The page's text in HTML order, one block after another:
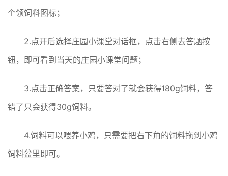
个领饲料图标；
2.点开后选择庄园小课堂对话框，点击右侧去答题按
钮，即可看到当天的庄园小课堂问题；
3.点击正确答案，只要答对了就会获得180g饲料，答
错了只会获得30g饲料。
4.饲料可以喂养小鸡，只需要把右下角的饲料拖到小鸡
饲料盆里即可。